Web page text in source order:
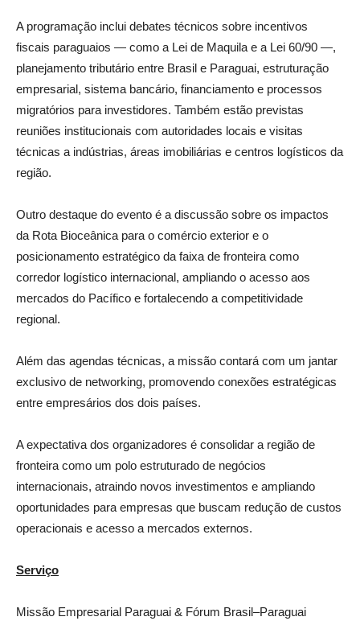
A programação inclui debates técnicos sobre incentivos
fiscais paraguaios — como a Lei de Maquila e a Lei 60/90 —,
planejamento tributário entre Brasil e Paraguai, estruturação
empresarial, sistema bancário, financiamento e processos
migratórios para investidores. Também estão previstas
reuniões institucionais com autoridades locais e visitas
técnicas a indústrias, áreas imobiliárias e centros logísticos da
região.
Outro destaque do evento é a discussão sobre os impactos
da Rota Bioceânica para o comércio exterior e o
posicionamento estratégico da faixa de fronteira como
corredor logístico internacional, ampliando o acesso aos
mercados do Pacífico e fortalecendo a competitividade
regional.
Além das agendas técnicas, a missão contará com um jantar
exclusivo de networking, promovendo conexões estratégicas
entre empresários dos dois países.
A expectativa dos organizadores é consolidar a região de
fronteira como um polo estruturado de negócios
internacionais, atraindo novos investimentos e ampliando
oportunidades para empresas que buscam redução de custos
operacionais e acesso a mercados externos.
Serviço
Missão Empresarial Paraguai & Fórum Brasil–Paraguai